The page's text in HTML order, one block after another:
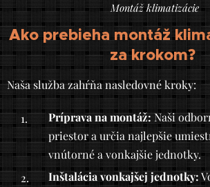
Montáž klimatizácie
Ako prebieha montáž
za krokom?
Naša služba zahŕňa nasledovné kroky:
Príprava na montáž:Naši
priestor a určia najlepšie
vnútorné a vonkajšie jednotky.
Inštalácia vonkajšej jednotky: